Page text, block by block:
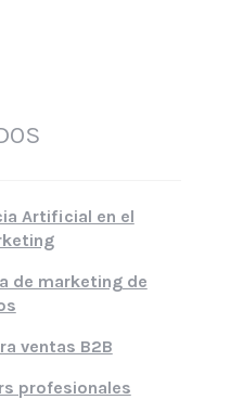
Artificial en el
de marketing de
ventas B2B
profesionales